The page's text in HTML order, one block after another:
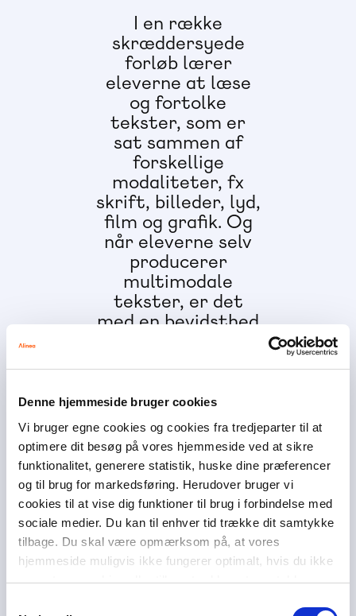
Denne hjemmeside bruger cookies
Vi bruger egne cookies og cookies fra tredjeparter til at
optimere dit besøg på vores hjemmeside ved at sikre
funktionalitet, generere statistik, huske dine præferencer
og til brug for markedsføring. Herudover bruger vi
cookies til at vise dig funktioner til brug i forbindelse med
sociale medier. Du kan til enhver tid trække dit samtykke
tilbage. Du skal være opmærksom på, at vores
hjemmeside muligvis ikke fungerer optimalt, hvis du ikke
accepterer cookies eller tilbagetrækker et samtykke.
I en række
skræddersyede
forløb lærer
eleverne at læse
og fortolke
tekster, som er
sat sammen af
forskellige
modaliteter, fx
skrift, billeder, lyd,
film og grafik. Og
når eleverne selv
producerer
multimodale
tekster, er det
med en bevidsthed
sammen.
Forløbene i Gorilla
skaber motivation
og engagement
gennem tekster og
emner, som er i
øjenhøjde med
eleverne, fx
arbejder eleverne